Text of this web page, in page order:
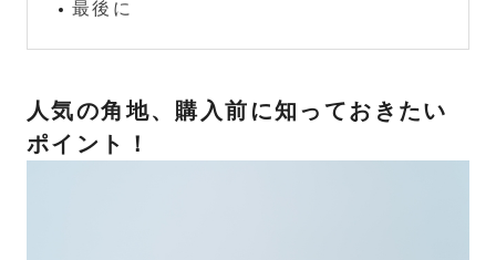
最後に
人気の角地、購入前に知っておきたい
ポイント！